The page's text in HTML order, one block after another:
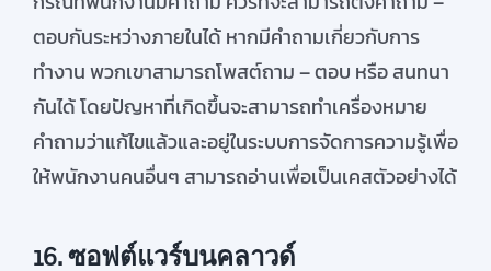
ตอบกันระหว่างภายในได้หากมีคำถามเกี่ยวกับการ
ทำงานพวกเขาสามารถโพสต์ถาม–ตอบ หรือสนทนา
กันได้โดยปัญหาที่เกิดขึ้นจะสามารถทำเครื่องหมาย
คำถามว่าแก้ไขแล้วและอยู่ในระบบการจัดการความรู้เพื่อ
ให้พนักงานคนอื่นๆ สามารถอ่านเพื่อเป็นเคสตัวอย่างได้
16. ซอฟต์แวร์บนคลาวด์